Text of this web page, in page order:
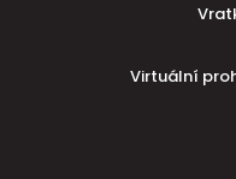
Virtuální